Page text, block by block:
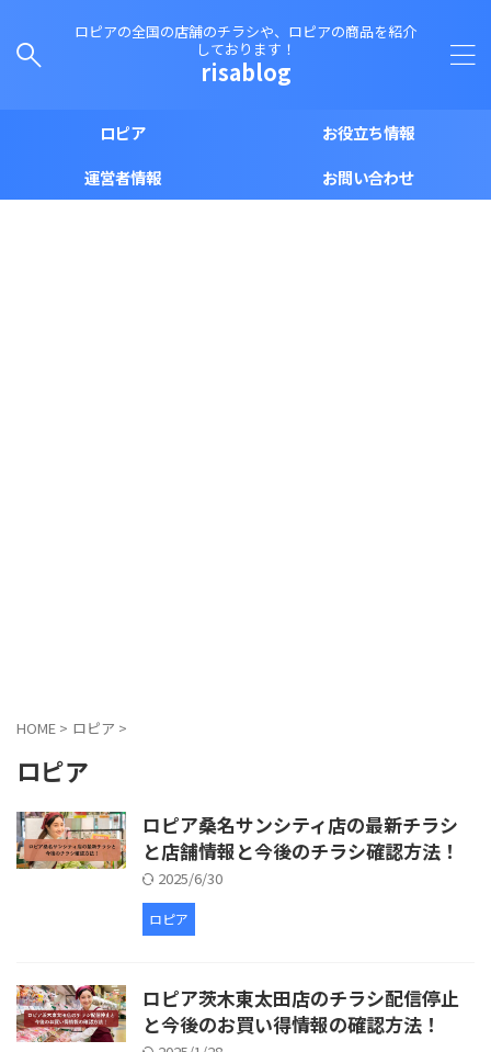
ロピアの全国の店舗のチラシや、ロピアの商品を紹介
しております！
risablog
ロピア
お役立ち情報
運営者情報
お問い合わせ
HOME > ロピア >
ロピア
ロピア桑名サンシティ店の最新チラシ
と店舗情報と今後のチラシ確認方法！
2025/6/30
ロピア
ロピア茨木東太田店のチラシ配信停止
と今後のお買い得情報の確認方法！